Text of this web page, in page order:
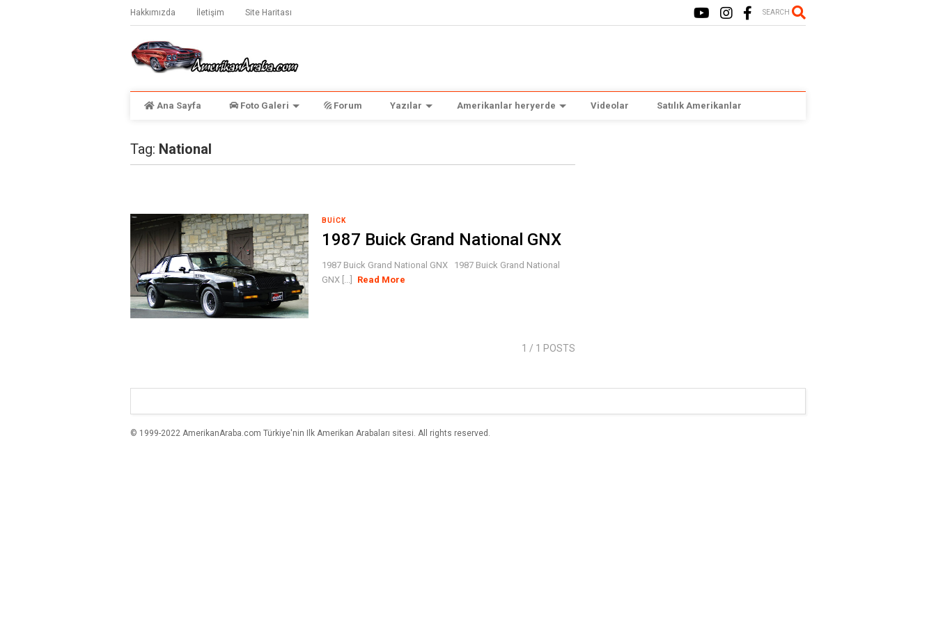
Hakkımızda İletişim Site Haritası SEARCH
Ana Sayfa Foto Galeri Forum Yazılar Amerikanlar heryerde Videolar Satılık Amerikanlar
Tag: National
BUICK
1987 Buick Grand National GNX
1987 Buick Grand National GNX 1987 Buick Grand National
GNX [...]
Read More
1 / 1 POSTS
© 1999-2022 AmerikanAraba.com Türkiye'nin Ilk Amerikan Arabaları sitesi. All rights reserved.